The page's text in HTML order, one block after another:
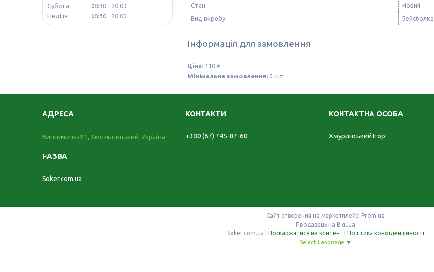
Стан
Новий
Вид виробу
Бейсболка
Інформація для замовлення
Ціна: 110 ₴
Мінімальне замовлення: 5 шт.
Субота
08:30
20:00
Неділя
08:30 20:00
Винниченка91, Хмельницький, Україна
Soker.com.ua
+380 (67) 745-87-68 Хмуринський Ігор
Сайт створений на маркетплейсі Prom.ua
Продавець на Bigl.ua
Поскаржитися на контент
Політика конфіденційності
Select Language ▼